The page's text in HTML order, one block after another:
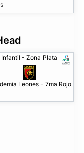
- Zona Plata
Leones - 7ma Rojo